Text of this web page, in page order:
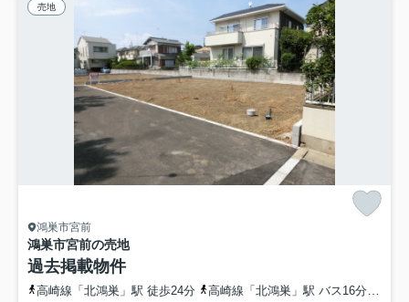
売地
鴻巣市宮前
鴻巣市宮前の売地
過去掲載物件
高崎線「北鴻巣」駅 徒歩24分 高崎線「北鴻巣」駅 バス16分 埼玉県鴻巣市「宮登神社入口」 停歩4分